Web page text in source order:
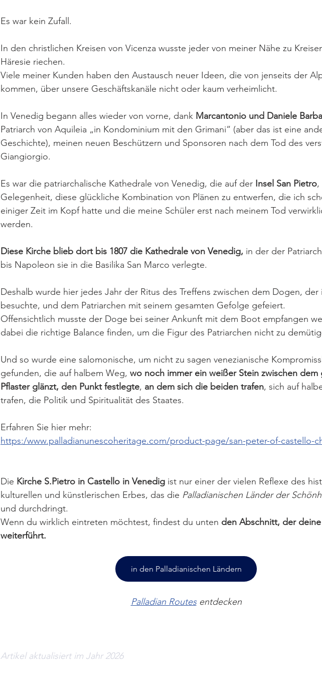
Es war kein Zufall.
In den christlichen Kreisen von Vicenza wusste jeder von meiner Nähe zu
Häresie riechen.
Viele meiner Kunden haben den Austausch neuer Ideen, die von jenseits der
kommen, über unsere Geschäftskanäle nicht oder kaum verheimlicht.
In Venedig begann alles wieder von vorne, dank Marcantonio und Daniele
Patriarch von Aquileia „in Kondominium mit den Grimani“ (aber das ist eine
Geschichte), meinen neuen Beschützern und Sponsoren nach dem Tod des
Giangiorgio.
Es war die patriarchalische Kathedrale von Venedig, die auf der Insel San Pietro,
Gelegenheit, diese glückliche Kombination von Plänen zu entwerfen, die ich
einiger Zeit im Kopf hatte und die meine Schüler erst nach meinem Tod
werden.
Diese Kirche blieb dort bis 1807 die Kathedrale von Venedig, in der der
bis Napoleon sie in die Basilika San Marco verlegte.
Deshalb wurde hier jedes Jahr der Ritus des Treffens zwischen dem Dogen, der
besuchte, und dem Patriarchen mit seinem gesamten Gefolge gefeiert.
Offensichtlich musste der Doge bei seiner Ankunft mit dem Boot empfangen
dabei die richtige Balance finden, um die Figur des Patriarchen nicht zu
Und so wurde eine salomonische, um nicht zu sagen venezianische
gefunden, die auf halbem Weg, wo noch immer ein weißer Stein zwischen dem
Pflaster glänzt, den Punkt festlegte, an dem sich die beiden trafen, sich auf
trafen, die Politik und Spiritualität des Staates.
Erfahren Sie hier mehr:
https:/www.palladianunescoheritage.com/product-page/san-peter-of-castello-
Die Kirche S.Pietro in Castello in Venedig ist nur einer der vielen Reflexe des
kulturellen und künstlerischen Erbes, das die Palladianischen Länder der
und durchdringt.
Wenn du wirklich eintreten möchtest, findest du unten den Abschnitt, der
weiterführt.
in den Palladianischen Ländern
Palladian Routes entdecken
Artikel aktualisiert im Jahr 2026